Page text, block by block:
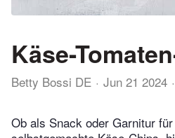
Käse-
Betty Bossi DE Jun 21 2024
Ob als Snack oder Garnitur